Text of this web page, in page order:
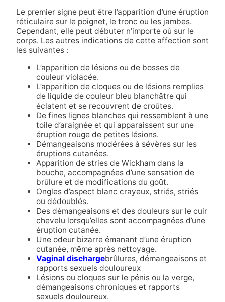
Le premier signe peut être l’apparition d’une éruption
réticulaire sur le poignet, le tronc ou les jambes.
Cependant, elle peut débuter n’importe où sur le
corps. Les autres indications de cette affection sont
les suivantes :
L’apparition de lésions ou de bosses de
couleur violacée.
L’apparition de cloques ou de lésions remplies
de liquide de couleur bleu blanchâtre qui
éclatent et se recouvrent de croûtes.
De fines lignes blanches qui ressemblent à une
toile d’araignée et qui apparaissent sur une
éruption rouge de petites lésions.
Démangeaisons modérées à sévères sur les
éruptions cutanées.
Apparition de stries de Wickham dans la
bouche, accompagnées d’une sensation de
brûlure et de modifications du goût.
Ongles d’aspect blanc crayeux, striés, striés
ou dédoublés.
Des démangeaisons et des douleurs sur le cuir
chevelu lorsqu’elles sont accompagnées d’une
éruption cutanée.
Une odeur bizarre émanant d’une éruption
cutanée, même après nettoyage.
Vaginal dischargebrûlures, démangeaisons et
rapports sexuels douloureux
Lésions ou cloques sur le pénis ou la verge,
démangeaisons chroniques et rapports
sexuels douloureux.